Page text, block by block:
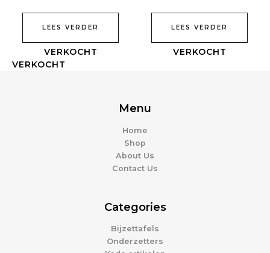
LEES VERDER LEES VERDER
Menu
Home
Shop
About Us
Contact Us
Categories
Bijzettafels
Onderzetters